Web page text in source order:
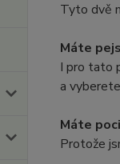
Tyto dvě
Máte
I pro tato
a
Máte
Protože